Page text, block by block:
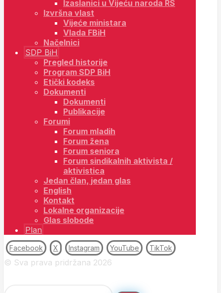
Izaslanici u Vijeću naroda RS
Izvršna vlast
Vijeće ministara
Vlada FBiH
Načelnici
SDP BiH
Pregled historije
Program SDP BiH
Etički kodeks
Dokumenti
Dokumenti
Publikacije
Forumi
Forum mladih
Forum žena
Forum seniora
Forum sindikalnih aktivista /
aktivistica
Jedan član, jedan glas
English
Kontakt
Lokalne organizacije
Glas slobode
Plan
Facebook X Instagram YouTube TikTok
© Sva prava pridržana 2026